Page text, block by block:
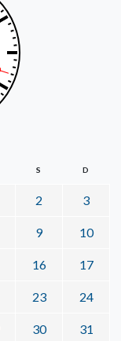
S D
2 3
9 10
16 17
23 24
30 31